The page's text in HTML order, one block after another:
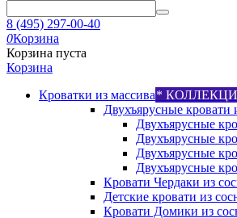
8 (495) 297-00-40
0Корзина
Корзина пуста
Корзина
Кроватки из массива*
Двухъярусные кровати
Двухъярусные
Двухъярусные
Двухъярусные
Двухъярусные
Кровати Чердаки из
Детские кровати из
Кровати Домики из